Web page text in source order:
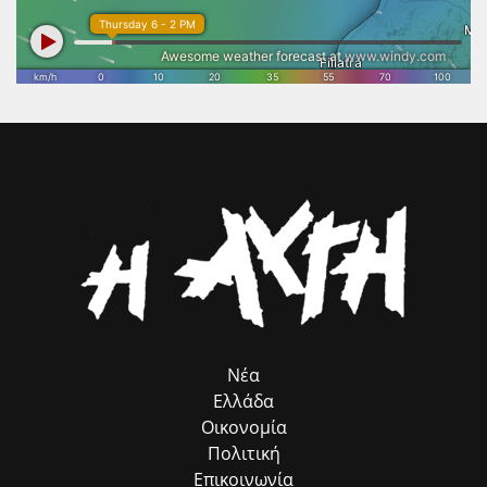
ROMACT στην Ελλάδα κ. Γιώργο Τσιάκαλο, για την καταλυτική
συμβολή του προγράμματος, που λειτουργεί ως πολύτιμος
σύμβουλος προσέλκυσης πόρων, χωρίς να επιβαρύνει ούτε με ένα
ευρώ τον Δήμο μας. Παράλληλα, εκφράζω τις θερμές μου ευχαριστίες
στον αρμόδιο Αντιδήμαρχο κ. Ηλία Ευσταθόπουλο για τον
Ανδριοπούλου, καθώς και τον άμισθο σύμβουλό μου για θέματα
αρχής να καθιερώσει την έκθεση βιβλίου κάθε χρόνο και να τη
βελτιώσει, τονίζοντας ότι το βιβλίο ανοίγει τους ορίζοντες της
σκέψης, αποτελώντας την καλύτερη διέξοδο, ιδίως για τους νέους.
Νέα
Ελλάδα
Οικονομία
Πολιτική
Επικοινωνία